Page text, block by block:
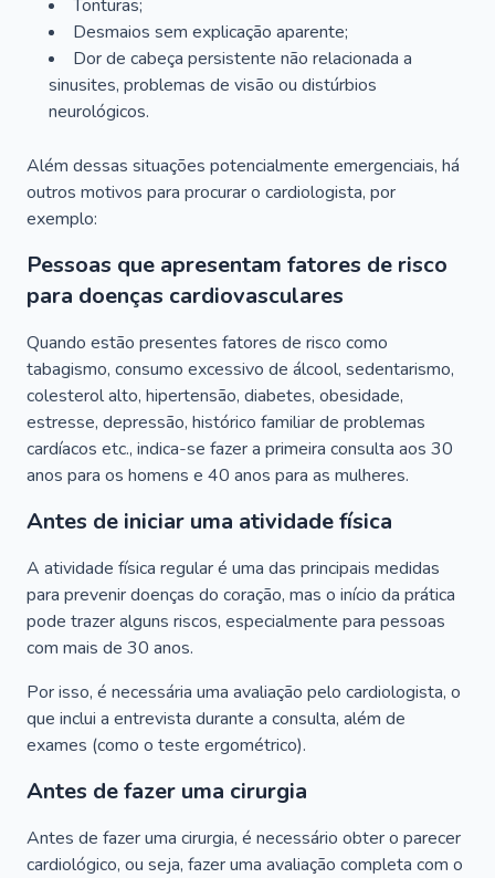
Tonturas;
Desmaios sem explicação aparente;
Dor de cabeça persistente não relacionada a
sinusites, problemas de visão ou distúrbios
neurológicos.
Além dessas situações potencialmente emergenciais, há
outros motivos para procurar o cardiologista, por
exemplo:
Pessoas que apresentam fatores de risco
para doenças cardiovasculares
Quando estão presentes fatores de risco como
tabagismo, consumo excessivo de álcool, sedentarismo,
colesterol alto, hipertensão, diabetes, obesidade,
estresse, depressão, histórico familiar de problemas
cardíacos etc., indica-se fazer a primeira consulta aos 30
anos para os homens e 40 anos para as mulheres.
Antes de iniciar uma atividade física
A atividade física regular é uma das principais medidas
para prevenir doenças do coração, mas o início da prática
pode trazer alguns riscos, especialmente para pessoas
com mais de 30 anos.
Por isso, é necessária uma avaliação pelo cardiologista, o
que inclui a entrevista durante a consulta, além de
exames (como o teste ergométrico).
Antes de fazer uma cirurgia
Antes de fazer uma cirurgia, é necessário obter o parecer
cardiológico, ou seja, fazer uma avaliação completa com o